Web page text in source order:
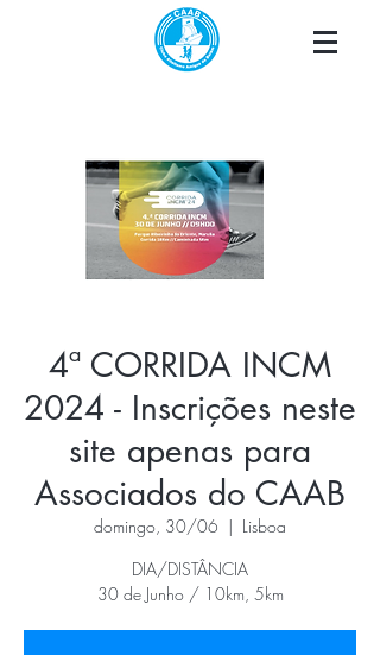
4ª CORRIDA INCM
2024 - Inscrições neste
site apenas para
Associados do CAAB
domingo, 30/06
  |
Lisboa
DIA/DISTÂNCIA
30 de Junho / 10km, 5km